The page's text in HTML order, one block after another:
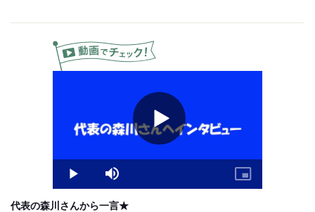
■昇給あり
■インセンティブ制度
■研修制度
Play
Video
Play Mute
Picture-
in-
代表の森川さんから一言★